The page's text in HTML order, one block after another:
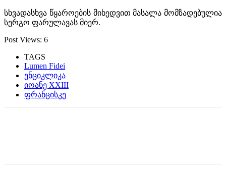
სხვადასხვა წყაროების მიხედვით მასალა მომზადებულია
სერგო ფარულავას მიერ.
Post Views: 6
TAGS
Lumen Fidei
ენციკლიკა
იოანე XXIII
ფრანცისკე